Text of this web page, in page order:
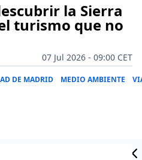
la Sierra
turismo que no
07 Jul 2026 - 09:00 CET
DE MADRID MEDIO AMBIENTE